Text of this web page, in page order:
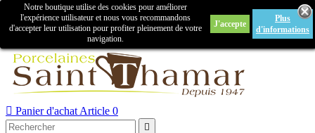
Créer un compteConnexion
 Panier d'achat Article 0

Notre boutique utilise des cookies pour améliorer
l'expérience utilisateur et nous vous recommandons
d'accepter leur utilisation pour profiter pleinement de votre
navigation.
J'accepte
Plus
d'informations